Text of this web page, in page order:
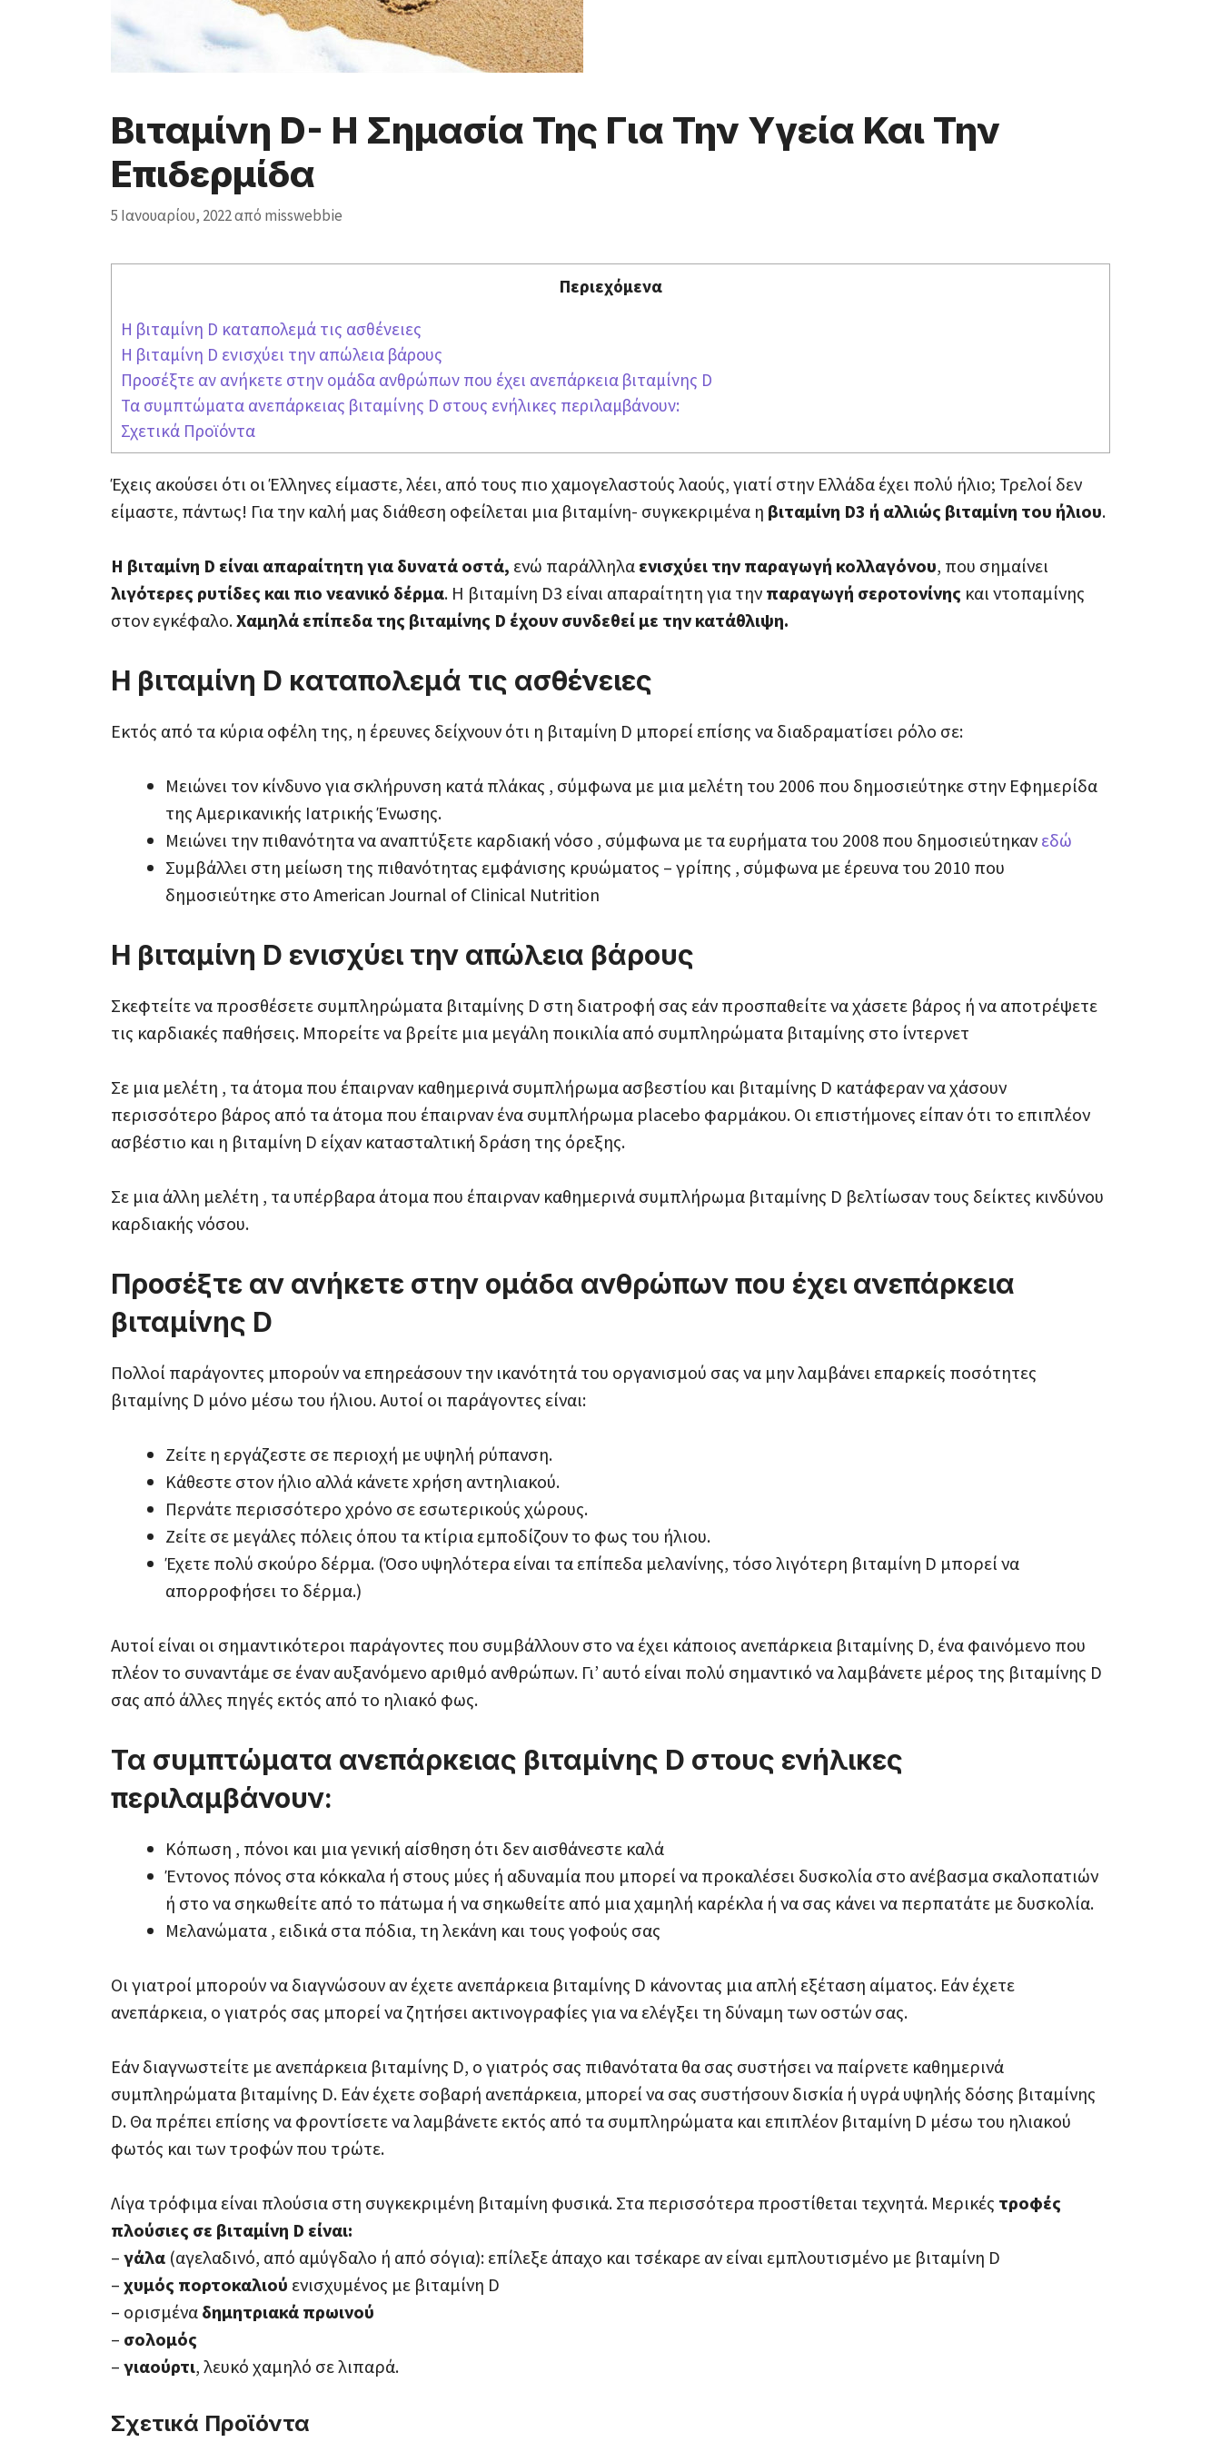
Βιταμίνη D- Η Σημασία Της Για Την Υγεία Και Την
Επιδερμίδα
5 Ιανουαρίου, 2022από misswebbie
Περιεχόμενα
Η βιταμίνη D καταπολεμά τις ασθένειες
Η βιταμίνη D ενισχύει την απώλεια βάρους
Προσέξτε αν ανήκετε στην ομάδα ανθρώπων που έχει ανεπάρκεια βιταμίνης D
Τα συμπτώματα ανεπάρκειας βιταμίνης D στους ενήλικες περιλαμβάνουν:
Σχετικά Προϊόντα
Έχεις ακούσει ότι οι Έλληνες είμαστε, λέει, από τους πιο χαμογελαστούς λαούς, γιατί στην Ελλάδα έχει πολύ ήλιο; Τρελοί δεν
είμαστε, πάντως! Για την καλή μας διάθεση οφείλεται μια βιταμίνη- συγκεκριμένα η βιταμίνη D3 ή αλλιώς βιταμίνη του ήλιου.
Η βιταμίνη D είναι απαραίτητη για δυνατά οστά, ενώ παράλληλα ενισχύει την παραγωγή κολλαγόνου, που σημαίνει
λιγότερες ρυτίδες και πιο νεανικό δέρμα. Η βιταμίνη D3 είναι απαραίτητη για την παραγωγή σεροτονίνης και ντοπαμίνης
στον εγκέφαλο.Χαμηλά επίπεδα της βιταμίνης D έχουν συνδεθεί με την κατάθλιψη.
Η βιταμίνη D καταπολεμά τις ασθένειες
Εκτός από τα κύρια οφέλη της, η έρευνες δείχνουν ότι η βιταμίνη D μπορεί επίσης να διαδραματίσει ρόλο σε:
Μειώνει τον κίνδυνο για σκλήρυνση κατά πλάκας , σύμφωνα με μια μελέτη του 2006 που δημοσιεύτηκε στην Εφημερίδα
της Αμερικανικής Ιατρικής Ένωσης.
Μειώνει την πιθανότητα να αναπτύξετε καρδιακή νόσο , σύμφωνα με τα ευρήματα του 2008 που δημοσιεύτηκαν εδώ
Συμβάλλει στη μείωση της πιθανότητας εμφάνισης κρυώματος – γρίπης , σύμφωνα με έρευνα του 2010 που
δημοσιεύτηκε στο American Journal of Clinical Nutrition
Η βιταμίνη D ενισχύει την απώλεια βάρους
Σκεφτείτε να προσθέσετε συμπληρώματα βιταμίνης D στη διατροφή σας εάν προσπαθείτε να χάσετε βάρος ή να αποτρέψετε
τις καρδιακές παθήσεις. Μπορείτε να βρείτε μια μεγάλη ποικιλία από συμπληρώματα βιταμίνης στο ίντερνετ
Σε μια μελέτη , τα άτομα που έπαιρναν καθημερινά συμπλήρωμα ασβεστίου και βιταμίνης D κατάφεραν να χάσουν
περισσότερο βάρος από τα άτομα που έπαιρναν ένα συμπλήρωμα placebo φαρμάκου. Οι επιστήμονες είπαν ότι το επιπλέον
ασβέστιο και η βιταμίνη D είχαν κατασταλτική δράση της όρεξης.
Σε μια άλλη μελέτη , τα υπέρβαρα άτομα που έπαιρναν καθημερινά συμπλήρωμα βιταμίνης D βελτίωσαν τους δείκτες κινδύνου
καρδιακής νόσου.
Προσέξτε αν ανήκετε στην ομάδα ανθρώπων που έχει ανεπάρκεια
βιταμίνης D
Πολλοί παράγοντες μπορούν να επηρεάσουν την ικανότητά του οργανισμού σας να μην λαμβάνει επαρκείς ποσότητες
βιταμίνης D μόνο μέσω του ήλιου. Αυτοί οι παράγοντες είναι:
Ζείτε η εργάζεστε σε περιοχή με υψηλή ρύπανση.
Κάθεστε στον ήλιο αλλά κάνετε xρήση αντηλιακού.
Περνάτε περισσότερο χρόνο σε εσωτερικούς χώρους.
Ζείτε σε μεγάλες πόλεις όπου τα κτίρια εμποδίζουν το φως του ήλιου.
Έχετε πολύ σκούρο δέρμα. (Όσο υψηλότερα είναι τα επίπεδα μελανίνης, τόσο λιγότερη βιταμίνη D μπορεί να
απορροφήσει το δέρμα.)
Αυτοί είναι οι σημαντικότεροι παράγοντες που συμβάλλουν στο να έχει κάποιος ανεπάρκεια βιταμίνης D, ένα φαινόμενο που
πλέον το συναντάμε σε έναν αυξανόμενο αριθμό ανθρώπων. Γι’ αυτό είναι πολύ σημαντικό να λαμβάνετε μέρος της βιταμίνης D
σας από άλλες πηγές εκτός από το ηλιακό φως.
Τα συμπτώματα ανεπάρκειας βιταμίνης D στους ενήλικες
περιλαμβάνουν:
Κόπωση , πόνοι και μια γενική αίσθηση ότι δεν αισθάνεστε καλά
Έντονος πόνος στα κόκκαλα ή στους μύες ή αδυναμία που μπορεί να προκαλέσει δυσκολία στο ανέβασμα σκαλοπατιών
ή στο να σηκωθείτε από το πάτωμα ή να σηκωθείτε από μια χαμηλή καρέκλα ή να σας κάνει να περπατάτε με δυσκολία.
Μελανώματα , ειδικά στα πόδια, τη λεκάνη και τους γοφούς σας
Οι γιατροί μπορούν να διαγνώσουν αν έχετε ανεπάρκεια βιταμίνης D κάνοντας μια απλή εξέταση αίματος. Εάν έχετε
ανεπάρκεια, ο γιατρός σας μπορεί να ζητήσει ακτινογραφίες για να ελέγξει τη δύναμη των οστών σας.
Εάν διαγνωστείτε με ανεπάρκεια βιταμίνης D, ο γιατρός σας πιθανότατα θα σας συστήσει να παίρνετε καθημερινά
συμπληρώματα βιταμίνης D. Εάν έχετε σοβαρή ανεπάρκεια, μπορεί να σας συστήσουν δισκία ή υγρά υψηλής δόσης βιταμίνης
D. Θα πρέπει επίσης να φροντίσετε να λαμβάνετε εκτός από τα συμπληρώματα και επιπλέον βιταμίνη D μέσω του ηλιακού
φωτός και των τροφών που τρώτε.
Λίγα τρόφιμα είναι πλούσια στη συγκεκριμένη βιταμίνη φυσικά. Στα περισσότερα προστίθεται τεχνητά. Μερικές τροφές
πλούσιες σε βιταμίνη D είναι:
– γάλα (αγελαδινό, από αμύγδαλο ή από σόγια): επίλεξε άπαχο και τσέκαρε αν είναι εμπλουτισμένο με βιταμίνη D
– χυμός πορτοκαλιού ενισχυμένος με βιταμίνη D
– ορισμένα δημητριακά πρωινού
– σολομός
– γιαούρτι, λευκό χαμηλό σε λιπαρά.
Σχετικά Προϊόντα